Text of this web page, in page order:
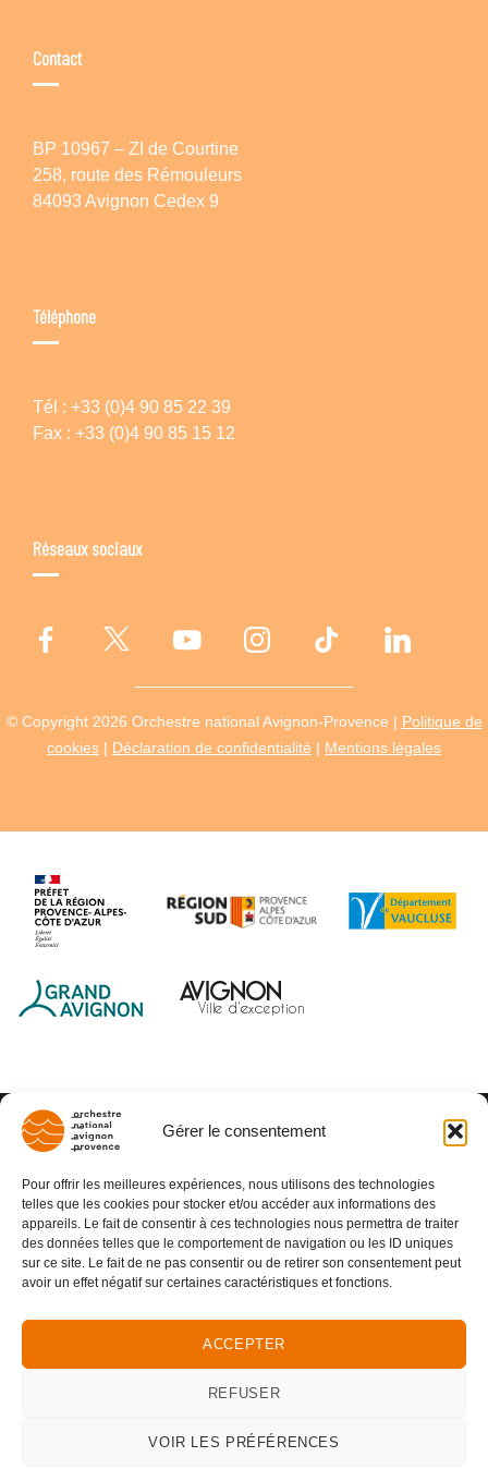
Gérer le consentement
Pour offrir les meilleures expériences, nous utilisons des technologies
telles que les cookies pour stocker et/ou accéder aux informations des
appareils. Le fait de consentir à ces technologies nous permettra de traiter
des données telles que le comportement de navigation ou les ID uniques
sur ce site. Le fait de ne pas consentir ou de retirer son consentement peut
avoir un effet négatif sur certaines caractéristiques et fonctions.
ACCEPTER
REFUSER
VOIR LES PRÉFÉRENCES
Contact
BP 10967 – ZI de Courtine
258, route des Rémouleurs
84093 Avignon Cedex 9
Téléphone
Tél : +33 (0)4 90 85 22 39
Fax : +33 (0)4 90 85 15 12
Réseaux sociaux
© Copyright 2026 Orchestre national Avignon-Provence | Politique de
cookies | Déclaration de confidentialité | Mentions légales